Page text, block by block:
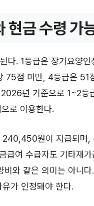
현금 수령 가
다. 1등급은 장기요양
75점 미만, 4등급은 51
년 기준으로 1~2등
로 이용한다.
원이 지급되며,
여 수급자도 기타재
와 같은 의미는 아니
가 인정돼야 한다.